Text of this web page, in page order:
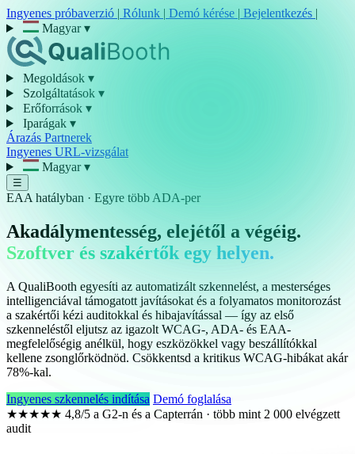
Ingyenes próbaverzió | Rólunk | Demó kérése | Bejelentkezés |
Magyar▾
Megoldások ▾
Szolgáltatások ▾
Erőforrások ▾
Iparágak ▾
Árazás Partnerek
Ingyenes URL-vizsgálat
Magyar▾
☰
EAA hatályban · Egyre több ADA-per
Akadálymentesség, elejétől a végéig.
Szoftver és szakértők egy helyen.
A QualiBooth egyesíti az automatizált szkennelést, a mesterséges
intelligenciával támogatott javításokat és a folyamatos monitorozást
a szakértői kézi auditokkal és hibajavítással — így az első
szkenneléstől eljutsz az igazolt WCAG-, ADA- és EAA-
megfelelőségig anélkül, hogy eszközökkel vagy beszállítókkal
kellene zsonglőrködnöd. Csökkentsd a kritikus WCAG-hibákat akár
78%-kal.
Ingyenes szkennelés indítása Demó foglalása
★★★★★ 4,8/5 a G2-n és a Capterrán · több mint 2 000 elvégzett
audit